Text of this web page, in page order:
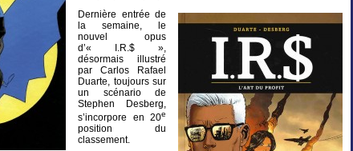
Dernière entrée de
la semaine, le
nouvel opus
d’« I.R.$ »,
désormais illustré
par Carlos Rafael
Duarte, toujours sur
un scénario de
Stephen Desberg,
s’incorpore en 20e
position du
classement.